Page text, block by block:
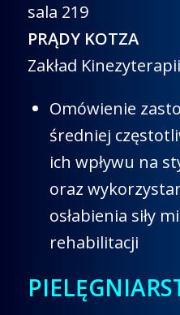
sala 219
PRĄDY KOTZA
Zakład
Omówienie
średniej
ich wpływu na
oraz
osłabienia siły
rehabilitacji